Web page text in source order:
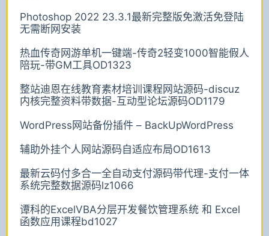
Photoshop 2022 23.3.1最新完整版免激活免登陆
无需断网安装
热血传奇网游单机一键端-传奇2轻变1000智能假人
陪玩-带GM工具OD1323
整站迪恩在线教育素材培训课程网站源码-discuz
内核完整资料带数据-互动型论坛源码OD1179
WordPress网站备份插件 – BackUpWordPress
辅助外挂个人网站源码自适应布局OD1613
最新云码付多合一全自动支付源码带代理-支付一体
系统完整数据源码lz1066
谭科的ExcelVBA分层开发餐饮管理系统 和 Excel
函数应用课程bd1027